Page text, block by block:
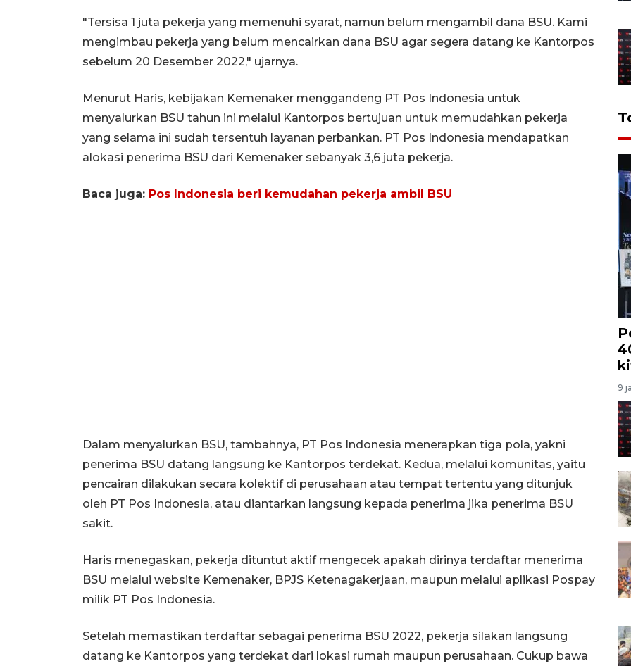
"Tersisa 1 juta pekerja yang memenuhi syarat, namun belum mengambil dana BSU. Kami
mengimbau pekerja yang belum mencairkan dana BSU agar segera datang ke Kantorpos
sebelum 20 Desember 2022," ujarnya.
Menurut Haris, kebijakan Kemenaker menggandeng PT Pos Indonesia untuk
menyalurkan BSU tahun ini melalui Kantorpos bertujuan untuk memudahkan pekerja
yang selama ini sudah tersentuh layanan perbankan. PT Pos Indonesia mendapatkan
alokasi penerima BSU dari Kemenaker sebanyak 3,6 juta pekerja.
Baca juga: Pos Indonesia beri kemudahan pekerja ambil BSU
Dalam menyalurkan BSU, tambahnya, PT Pos Indonesia menerapkan tiga pola, yakni
penerima BSU datang langsung ke Kantorpos terdekat. Kedua, melalui komunitas, yaitu
pencairan dilakukan secara kolektif di perusahaan atau tempat tertentu yang ditunjuk
oleh PT Pos Indonesia, atau diantarkan langsung kepada penerima jika penerima BSU
sakit.
Haris menegaskan, pekerja dituntut aktif mengecek apakah dirinya terdaftar menerima
BSU melalui website Kemenaker, BPJS Ketenagakerjaan, maupun melalui aplikasi Pospay
milik PT Pos Indonesia.
Setelah memastikan terdaftar sebagai penerima BSU 2022, pekerja silakan langsung
datang ke Kantorpos yang terdekat dari lokasi rumah maupun perusahaan. Cukup bawa
9